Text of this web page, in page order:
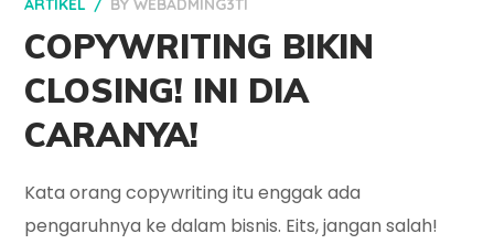
ARTIKEL BYWEBADMING3TI
COPYWRITING BIKIN
CLOSING! INI DIA
CARANYA!
Kata orang copywriting itu enggak ada
pengaruhnya ke dalam bisnis. Eits, jangan salah!